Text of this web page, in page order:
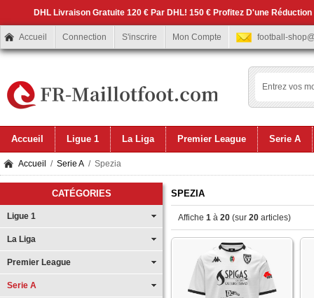
DHL Livraison Gratuite 120 € Par DHL! 150 € Profitez D'une
Accueil Connection S'inscrire Mon Compte football-
Accueil Ligue 1 La Liga Premier League Serie A
Accueil / Serie A / Spezia
CATÉGORIES
Ligue 1
La Liga
Premier League
Serie A
SPEZIA
Affiche 1 à 20 (sur 20 articles)